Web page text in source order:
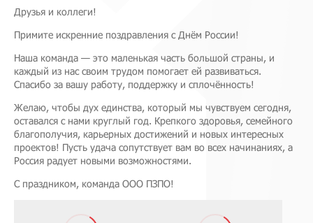
Друзья и коллеги!
Примите искренние поздравления с Днём России!
Наша команда — это маленькая часть большой страны, и
каждый из нас своим трудом помогает ей развиваться.
Спасибо за вашу работу, поддержку и сплочённость!
Желаю, чтобы дух единства, который мы чувствуем сегодня,
оставался с нами круглый год. Крепкого здоровья, семейного
благополучия, карьерных достижений и новых интересных
проектов! Пусть удача сопутствует вам во всех начинаниях, а
Россия радует новыми возможностями.
С праздником, команда ООО ПЗПО!